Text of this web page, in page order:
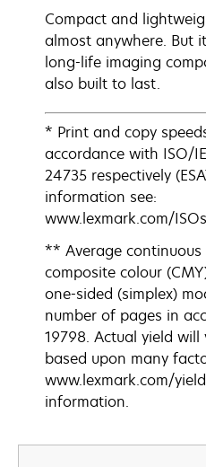
Compact and
almost anywhere. But
long-life imaging
also built to last.
* Print and copy
accordance with ISO/
24735 respectively
information see:
www.lexmark.com/
** Average
composite colour
one-sided (simplex)
number of pages in
19798. Actual yield
based upon many
www.lexmark.com/
information.